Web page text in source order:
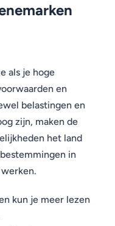
als je hoge
en
belastingen en
zijn, maken de
het land
in
kun je meer lezen